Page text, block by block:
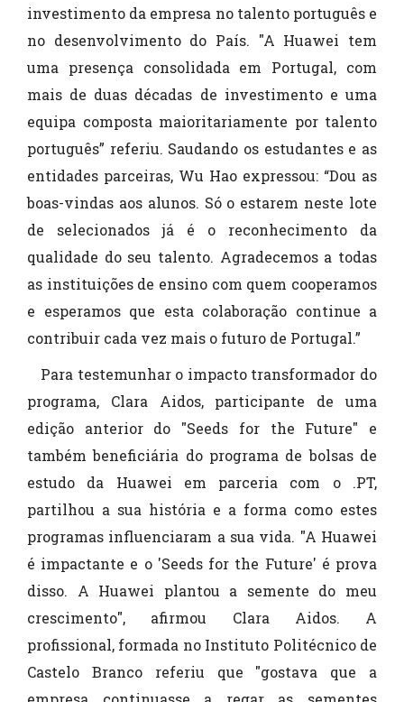
investimento da empresa no talento português e
no desenvolvimento do País. "A Huawei tem
uma presença consolidada em Portugal, com
mais de duas décadas de investimento e uma
equipa composta maioritariamente por talento
português” referiu. Saudando os estudantes e as
entidades parceiras, Wu Hao expressou: “Dou as
boas-vindas aos alunos. Só o estarem neste lote
de selecionados já é o reconhecimento da
qualidade do seu talento. Agradecemos a todas
as instituições de ensino com quem cooperamos
e esperamos que esta colaboração continue a
contribuir cada vez mais o futuro de Portugal.”
Para testemunhar o impacto transformador do
programa, Clara Aidos, participante de uma
edição anterior do "Seeds for the Future" e
também beneficiária do programa de bolsas de
estudo da Huawei em parceria com o .PT,
partilhou a sua história e a forma como estes
programas influenciaram a sua vida. "A Huawei
é impactante e o 'Seeds for the Future' é prova
disso. A Huawei plantou a semente do meu
crescimento", afirmou Clara Aidos. A
profissional, formada no Instituto Politécnico de
Castelo Branco referiu que "gostava que a